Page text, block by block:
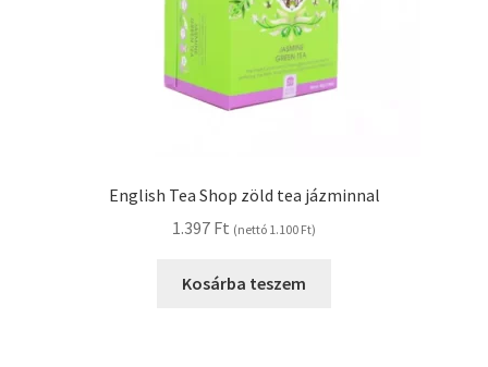
English Tea Shop zöld tea jázminnal
1.397 Ft (nettó 1.100 Ft)
Kosárba teszem